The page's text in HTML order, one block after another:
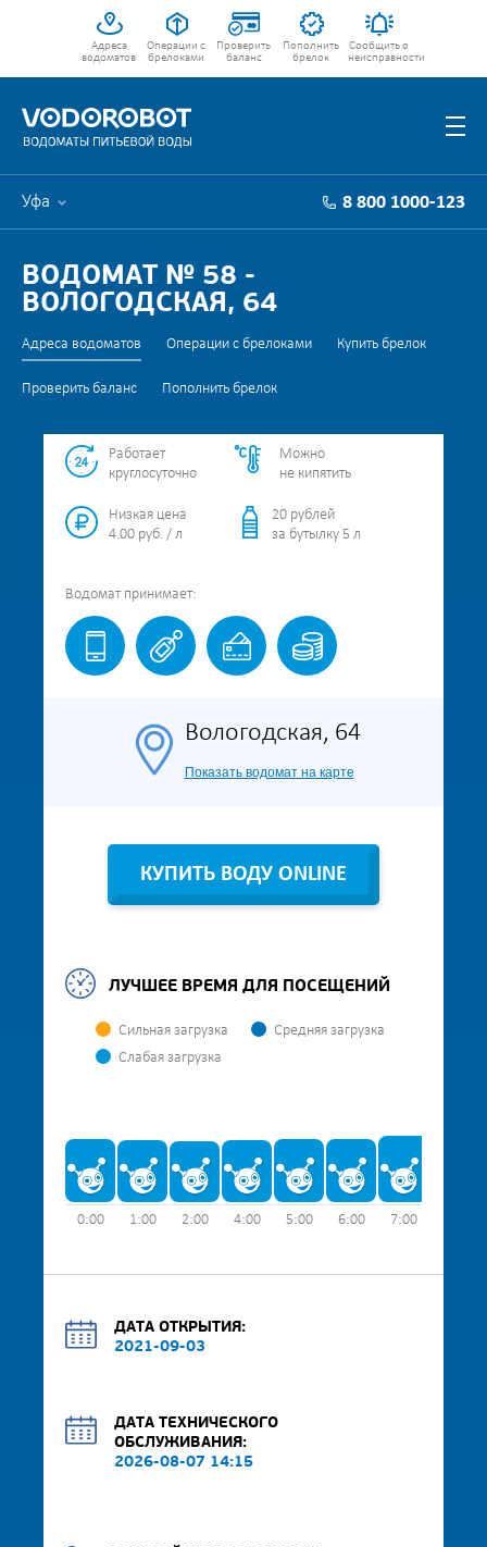
Адреса
водоматов
Операции с
брелоками
Проверить
баланс
Пополнить
брелок
Сообщить о
неисправности
Уфа 8 800 1000-123
ВОДОМАТ № 58 -
ВОЛОГОДСКАЯ, 64
Адреса водоматов Операции с брелоками Купить брелок
Проверить баланс Пополнить брелок
Работает
круглосуточно
Можно
не кипятить
Низкая цена
4.00 руб. / л
20 рублей
за бутылку 5 л
Водомат принимает:
Вологодская, 64
Показать водомат на карте
КУПИТЬ ВОДУ ONLINE
ЛУЧШЕЕ ВРЕМЯ ДЛЯ ПОСЕЩЕНИЙ
Сильная загрузка
Средняя загрузка
Слабая загрузка
0:00 1:00 2:00 4:00 5:00 6:00 7:00
ДАТА ОТКРЫТИЯ:
2021-09-03
ДАТА ТЕХНИЧЕСКОГО
ОБСЛУЖИВАНИЯ:
2026-08-07 14:15